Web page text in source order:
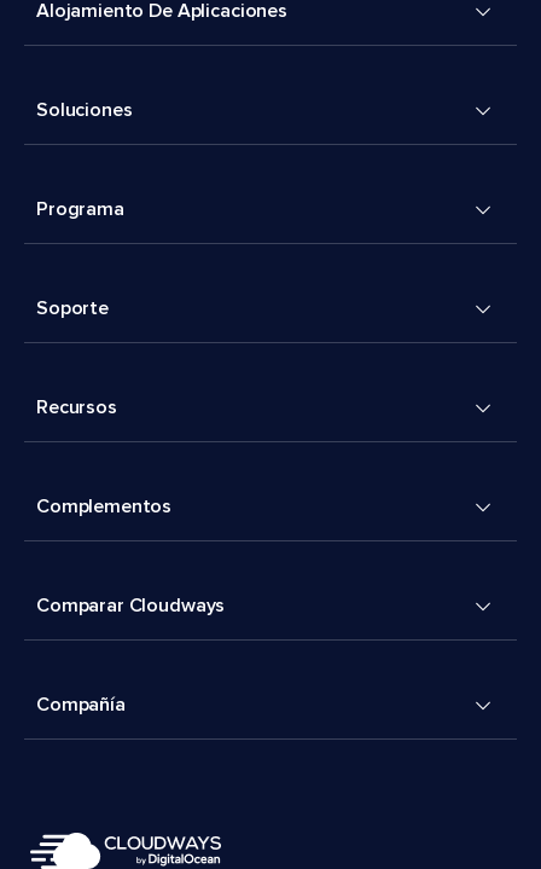
Alojamiento De Aplicaciones
Soluciones
Programa
Soporte
Recursos
Complementos
Comparar Cloudways
Compañía